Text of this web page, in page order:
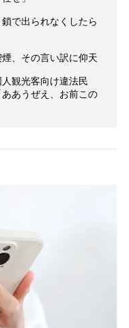
で出られなくしたら
、その言い訳に仰天
人観光客向け違法民
あうぜえ、お前この